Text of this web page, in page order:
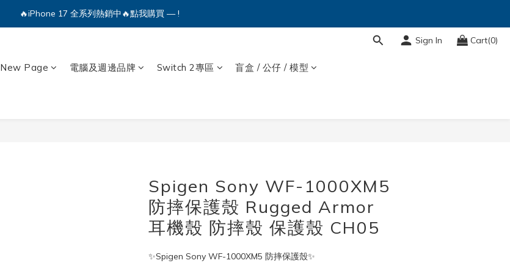
🔥iPhone 17 全系列熱銷中🔥點我購買 — !
💕加入Q哥 Line 新好友領優惠券！🎫
Sign In Cart(0)
New Page 電腦及週邊品牌 Switch 2專區 盲盒 / 公仔 / 模型
Spigen Sony WF-1000XM5
防摔保護殼 Rugged Armor
耳機殼 防摔殼 保護殼 CH05
✨Spigen Sony WF-1000XM5 防摔保護殼✨